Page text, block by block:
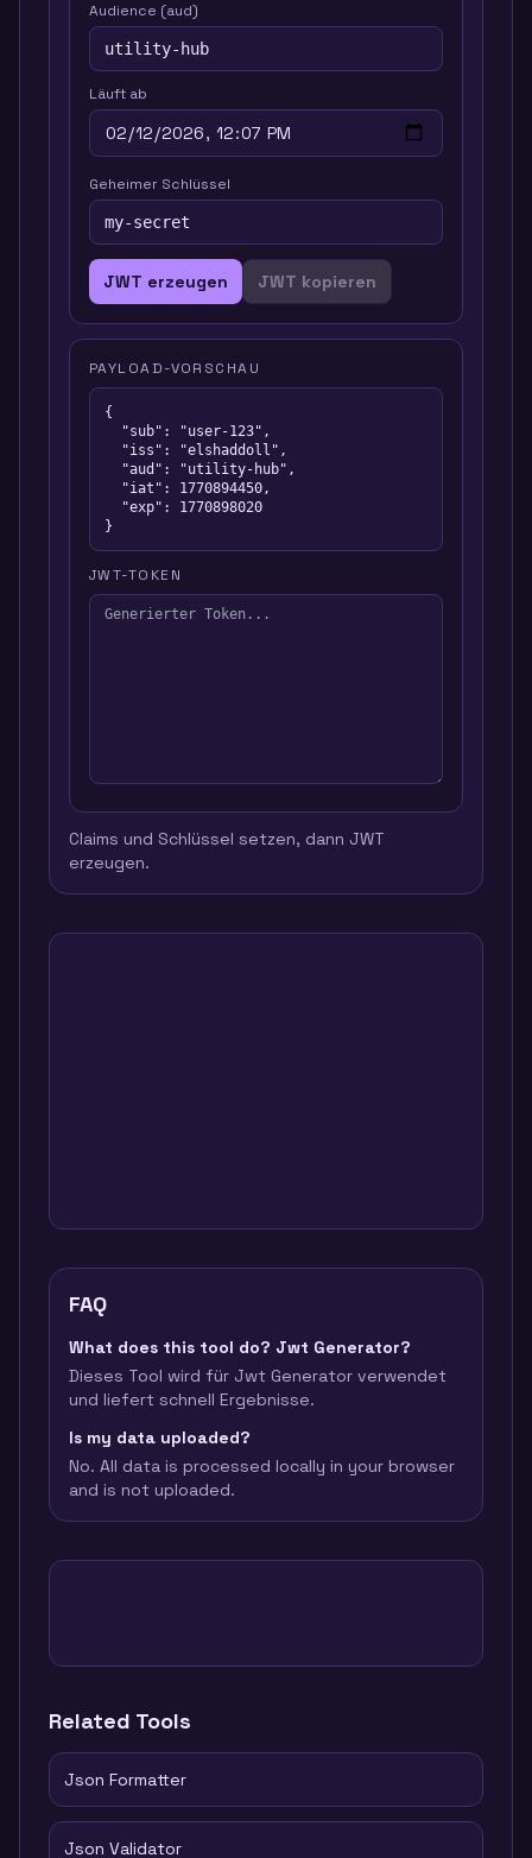
Audience (aud)
Läuft ab
Geheimer Schlüssel
JWT erzeugen JWT kopieren
PAYLOAD-VORSCHAU
{
  "sub": "user-123",
  "iss": "elshaddoll",
  "aud": "utility-hub",
  "iat": 1770894450,
  "exp": 1770898020
}
JWT-TOKEN
Claims und Schlüssel setzen, dann JWT
erzeugen.
FAQ
What does this tool do? Jwt Generator?
Dieses Tool wird für Jwt Generator verwendet
und liefert schnell Ergebnisse.
Is my data uploaded?
No. All data is processed locally in your browser
and is not uploaded.
Related Tools
Json Formatter
Json Validator